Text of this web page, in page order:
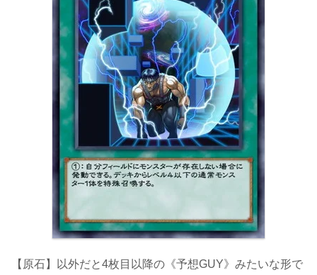
【原石】以外だと4枚目以降の《予想GUY》みたいな形で